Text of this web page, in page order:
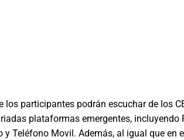
participantes podrán escuchar de los
plataformas emergentes, incluyendo
y Teléfono Movil. Además, al igual que en